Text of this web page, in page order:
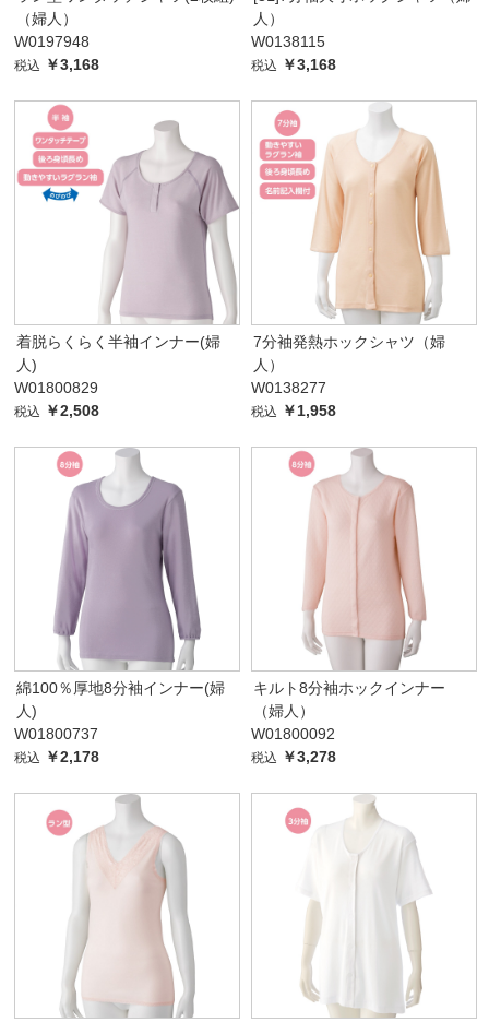
（婦人）
W0197948
税込 ￥3,168
人）
W0138115
税込 ￥3,168
着脱らくらく半袖インナー(婦
人)
W01800829
税込 ￥2,508
7分袖発熱ホックシャツ（婦
人）
W0138277
税込 ￥1,958
綿100％厚地8分袖インナー(婦
人)
W01800737
税込 ￥2,178
キルト8分袖ホックインナー
（婦人）
W01800092
税込 ￥3,278